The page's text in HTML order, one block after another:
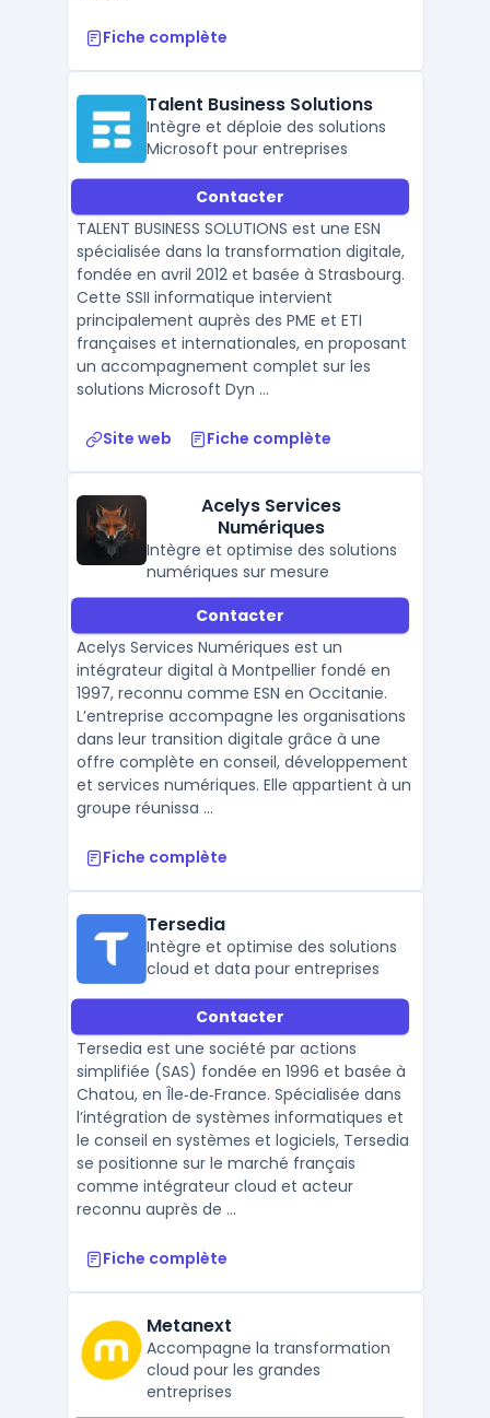
Fiche complète
Talent Business Solutions
Intègre et déploie des solutions
Microsoft pour entreprises
Contacter
TALENT BUSINESS SOLUTIONS est une ESN
spécialisée dans la transformation digitale,
fondée en avril 2012 et basée à Strasbourg.
Cette SSII informatique intervient
principalement auprès des PME et ETI
françaises et internationales, en proposant
un accompagnement complet sur les
solutions Microsoft Dyn ...
Site web Fiche complète
Acelys Services
Numériques
Intègre et optimise des solutions
numériques sur mesure
Contacter
Acelys Services Numériques est un
intégrateur digital à Montpellier fondé en
1997, reconnu comme ESN en Occitanie.
L’entreprise accompagne les organisations
dans leur transition digitale grâce à une
offre complète en conseil, développement
et services numériques. Elle appartient à un
groupe réunissa ...
Fiche complète
Tersedia
Intègre et optimise des solutions
cloud et data pour entreprises
Contacter
Tersedia est une société par actions
simplifiée (SAS) fondée en 1996 et basée à
Chatou, en Île‑de‑France. Spécialisée dans
l’intégration de systèmes informatiques et
le conseil en systèmes et logiciels, Tersedia
se positionne sur le marché français
comme intégrateur cloud et acteur
reconnu auprès de ...
Fiche complète
Metanext
Accompagne la transformation
cloud pour les grandes
entreprises